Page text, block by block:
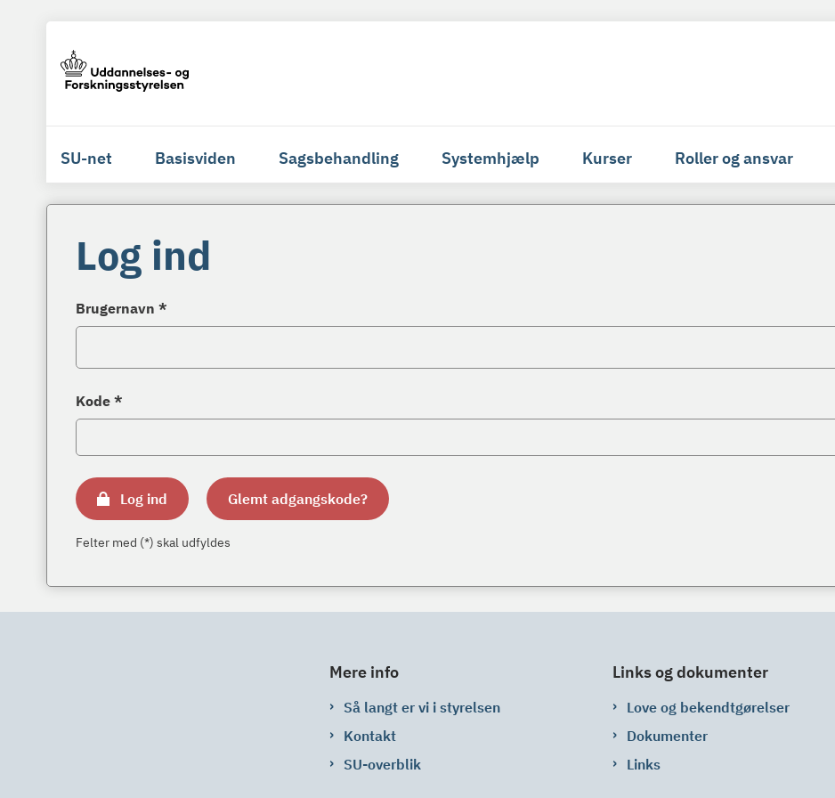
SU-net Basisviden Sagsbehandling Systemhjælp Kurser Roller og ansvar
Log ind
Brugernavn *
Kode *
Log ind Glemt adgangskode?
Felter med (*) skal udfyldes
Mere info
Så langt er vi i styrelsen
Kontakt
SU-overblik
Links og dokumenter
Love og bekendtgørelser
Dokumenter
Links